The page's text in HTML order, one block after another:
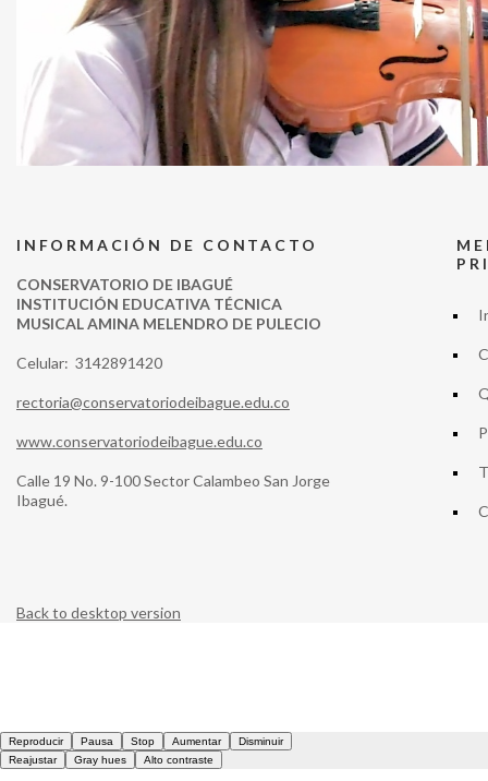
INFORMACIÓN DE CONTACTO
CONSERVATORIO DE IBAGUÉ
INSTITUCIÓN EDUCATIVA TÉCNICA
MUSICAL AMINA MELENDRO DE PULECIO
Celular: 3142891420
rectoria@conservatoriodeibague.edu.co
www.conservatoriodeibague.edu.co
Calle 19 No. 9-100 Sector Calambeo San Jorge
Ibagué.
Back to desktop version